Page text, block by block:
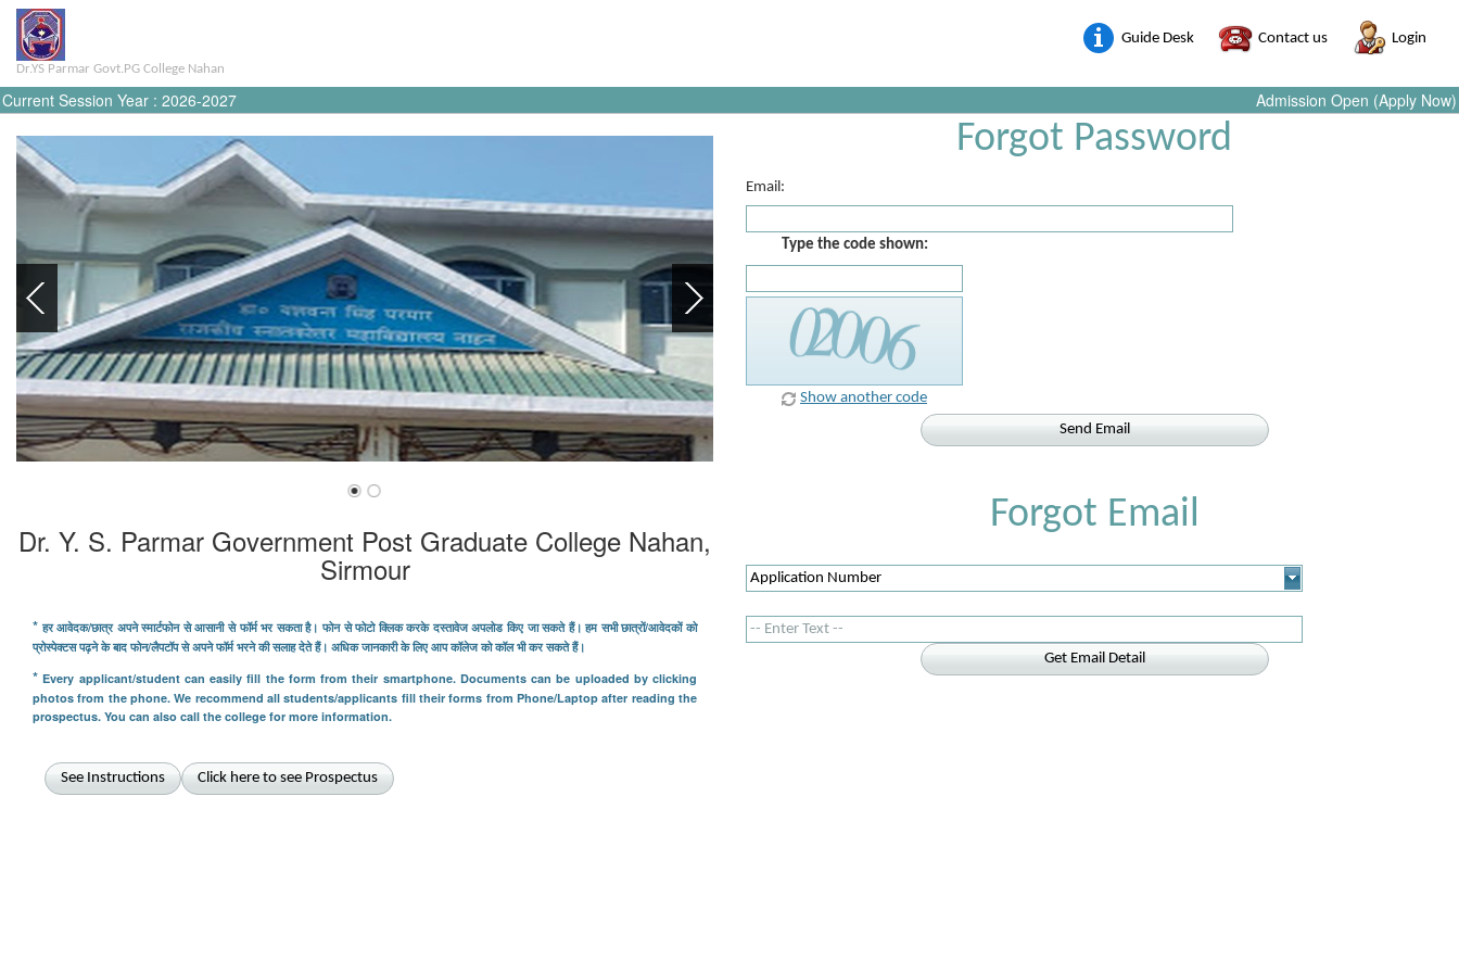
Dr.YS Parmar Govt.PG College Nahan
Guide Desk Contact us Login
Current Session Year : 2026-2027 Admission Open (Apply Now)
Dr. Y. S. Parmar Government Post Graduate College Nahan,
Sirmour
* हर आवेदक/छात्र अपने स्मार्टफोन से आसानी से फॉर्म भर सकता है। फोन से फोटो क्लिक करके दस्तावेज अपलोड किए जा सकते हैं। हम सभी छात्रों/आवेदकों को
प्रोस्पेक्टस पढ़ने के बाद फोन/लैपटॉप से ​​अपने फॉर्म भरने की सलाह देते हैं। अधिक जानकारी के लिए आप कॉलेज को कॉल भी कर सकते हैं।
* Every applicant/student can easily fill the form from their smartphone. Documents can be uploaded by clicking
photos from the phone. We recommend all students/applicants fill their forms from Phone/Laptop after reading the
prospectus. You can also call the college for more information.
See Instructions Click here to see Prospectus
Forgot Password
Email:
Type the code shown:
Show another code
Send Email
Forgot Email
Get Email Detail